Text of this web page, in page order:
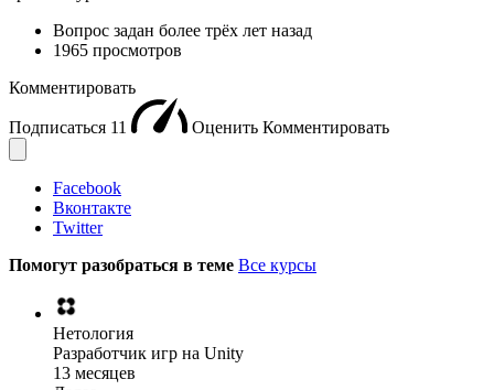
Вопрос задан более трёх лет назад
1965 просмотров
Комментировать
Подписаться 11 Оценить Комментировать
Facebook
Вконтакте
Twitter
Помогут разобраться в теме Все курсы
Нетология
Разработчик игр на Unity
13 месяцев